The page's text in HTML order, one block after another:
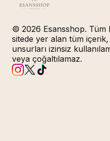
© 2026 Esansshop. Tüm
sitede yer alan tüm
unsurları izinsiz
veya çoğaltılamaz.